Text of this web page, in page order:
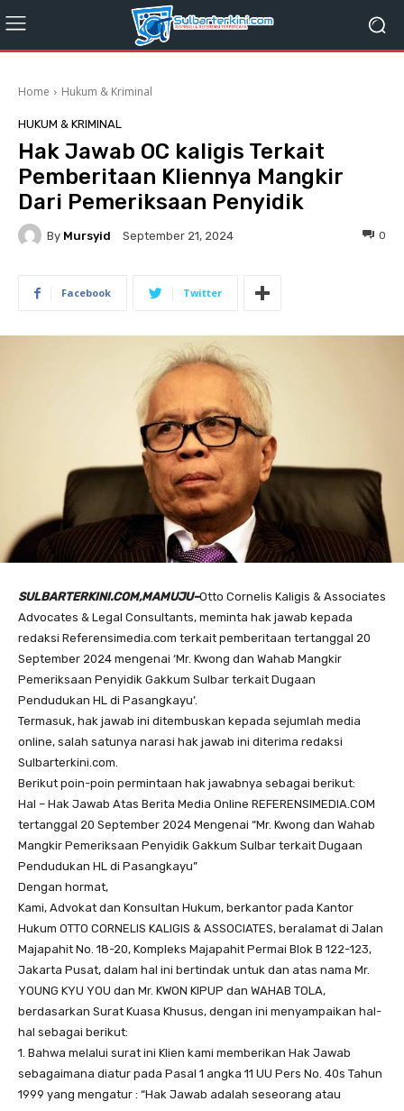
Home Hukum & Kriminal
HUKUM & KRIMINAL
Hak Jawab OC kaligis Terkait
Pemberitaan Kliennya Mangkir
Dari Pemeriksaan Penyidik
By Mursyid September 21, 2024 0
Facebook Twitter
SULBARTERKINI.COM,MAMUJU–Otto Cornelis Kaligis & Associates
Advocates & Legal Consultants, meminta hak jawab kepada
redaksi Referensimedia.com terkait pemberitaan tertanggal 20
September 2024 mengenai ‘Mr. Kwong dan Wahab Mangkir
Pemeriksaan Penyidik Gakkum Sulbar terkait Dugaan
Pendudukan HL di Pasangkayu’.
Termasuk, hak jawab ini ditembuskan kepada sejumlah media
online, salah satunya narasi hak jawab ini diterima redaksi
Sulbarterkini.com.
Berikut poin-poin permintaan hak jawabnya sebagai berikut:
Hal – Hak Jawab Atas Berita Media Online REFERENSIMEDIA.COM
tertanggal 20 September 2024 Mengenai “Mr. Kwong dan Wahab
Mangkir Pemeriksaan Penyidik Gakkum Sulbar terkait Dugaan
Pendudukan HL di Pasangkayu”
Dengan hormat,
Kami, Advokat dan Konsultan Hukum, berkantor pada Kantor
Hukum OTTO CORNELIS KALIGIS & ASSOCIATES, beralamat di Jalan
Majapahit No. 18-20, Kompleks Majapahit Permai Blok B 122-123,
Jakarta Pusat, dalam hal ini bertindak untuk dan atas nama Mr.
YOUNG KYU YOU dan Mr. KWON KIPUP dan WAHAB TOLA,
berdasarkan Surat Kuasa Khusus, dengan ini menyampaikan hal-
hal sebagai berikut:
1. Bahwa melalui surat ini Klien kami memberikan Hak Jawab
sebagaimana diatur pada Pasal 1 angka 11 UU Pers No. 40s Tahun
1999 yang mengatur : “Hak Jawab adalah seseorang atau